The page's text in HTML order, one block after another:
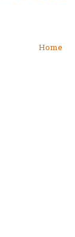
Home